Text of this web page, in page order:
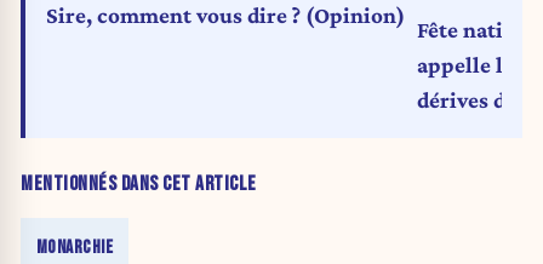
MENTIONNÉS DANS CET ARTICLE
MONARCHIE
Sire, comment vous dire ? (Opinion)
Fête
appelle
dérives du